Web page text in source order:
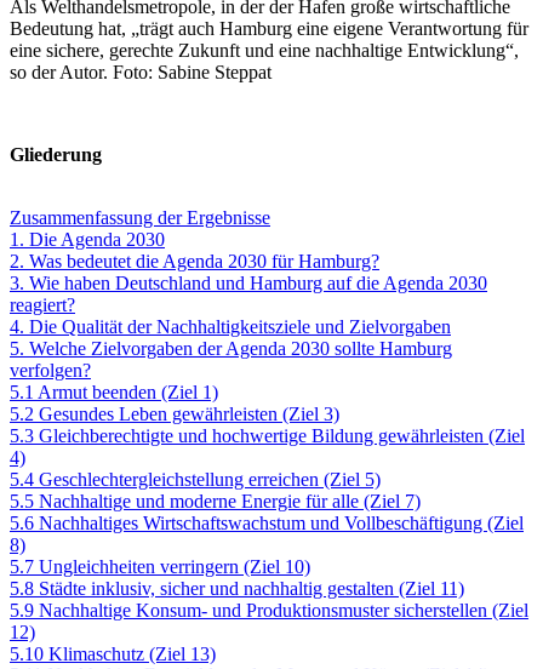
Als Welthandelsmetropole, in der der Hafen große wirtschaftliche
Bedeutung hat, „trägt auch Hamburg eine eigene Verantwortung für
eine sichere, gerechte Zukunft und eine nachhaltige Entwicklung“,
so der Autor. Foto: Sabine Steppat
Gliederung
Zusammenfassung der Ergebnisse
1. Die Agenda 2030
2. Was bedeutet die Agenda 2030 für Hamburg?
3. Wie haben Deutschland und Hamburg auf die Agenda 2030
reagiert?
4. Die Qualität der Nachhaltigkeitsziele und Zielvorgaben
5. Welche Zielvorgaben der Agenda 2030 sollte Hamburg
verfolgen?
5.1 Armut beenden (Ziel 1)
5.2 Gesundes Leben gewährleisten (Ziel 3)
5.3 Gleichberechtigte und hochwertige Bildung gewährleisten (Ziel
4)
5.4 Geschlechtergleichstellung erreichen (Ziel 5)
5.5 Nachhaltige und moderne Energie für alle (Ziel 7)
5.6 Nachhaltiges Wirtschaftswachstum und Vollbeschäftigung (Ziel
8)
5.7 Ungleichheiten verringern (Ziel 10)
5.8 Städte inklusiv, sicher und nachhaltig gestalten (Ziel 11)
5.9 Nachhaltige Konsum- und Produktionsmuster sicherstellen (Ziel
12)
5.10 Klimaschutz (Ziel 13)